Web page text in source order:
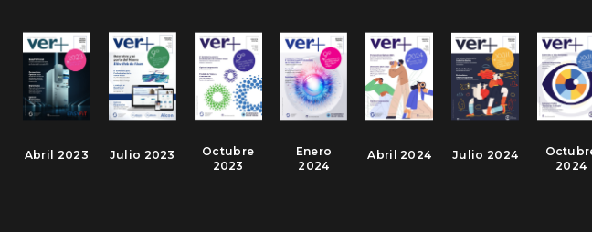
2024
Julio 2024
Abril 2024
Enero
2024
Octubre
2023
Julio 2023
Abril 2023